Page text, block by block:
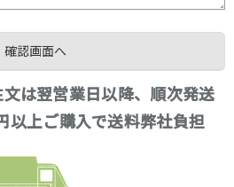
は翌営業日以降、順次発送
以上ご購入で送料弊社負担